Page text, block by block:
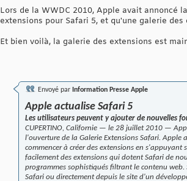
Lors de la WWDC 2010, Apple avait annoncé
extensions pour Safari 5, et qu'une galerie
Et bien voilà, la galerie des extensions est
Envoyé par Information Presse Apple
Apple actualise Safari 5
Les utilisateurs peuvent y ajouter de nouvelles
CUPERTINO, Californie — le 28 juillet 2010 —
l'ouverture de la Galerie Extensions Safari.
commencer à créer des extensions en s'appuyant
facilement des extensions qui dotent Safari de
programmes sophistiqués filtrant le contenu
Safari ou directement depuis le site d'un